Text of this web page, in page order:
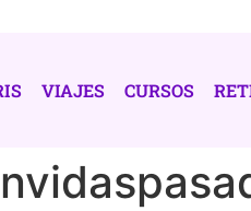
VIAJES CURSOS